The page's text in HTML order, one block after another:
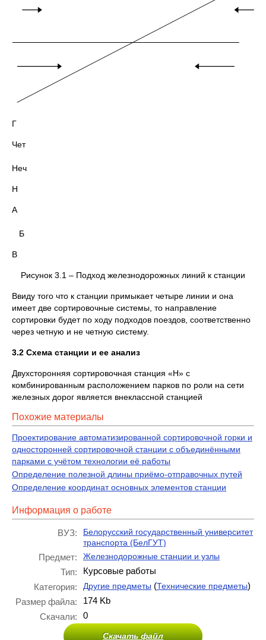
Г
Чет
Неч
Н
А
Б
В
Рисунок 3.1 – Подход железнодорожных линий к станции
Ввиду того что к станции примыкает четыре линии и она
имеет две сортировочные системы, то направление
сортировки будет по ходу подходов поездов, соответственно
через четную и не четную систему.
3.2 Схема станции и ее анализ
Двухсторонняя сортировочная станция «Н» с
комбинированным расположением парков по роли на сети
железных дорог является внеклассной станцией
Похожие материалы
Проектирование автоматизированной сортировочной горки и
односторонней сортировочной станции с объединёнными
парками с учётом технологии её работы
Определение полезной длины приёмо-отправочных путей
Определение координат основных элементов станции
Информация о работе
ВУЗ:
Белорусский государственный университет
транспорта (БелГУТ)
Предмет: Железнодорожные станции и узлы
Тип:
Курсовые работы
Категория:
Другие предметы (Технические предметы)
Размер файла:
174 Kb
Скачали:
0
Скачать файл